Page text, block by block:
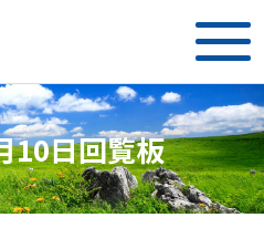
10日回覧板